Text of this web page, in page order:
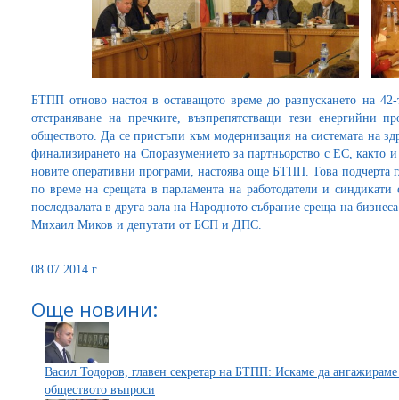
БТПП отново настоя в оставащото време до разпускането на
отстраняване на пречките, възпрепятстващи тези енергийни
обществото. Да се пристъпи към модернизация на системата на
финализирането на Споразумението за партньорство с ЕС, както
новите оперативни програми, настоява още БТПП. Това подчерта
по време на срещата в парламента на работодатели и
последвалата в друга зала на Народното събрание среща на
Михаил Миков и депутати от БСП и ДПС.
08.07.2014 г.
Още новини:
Васил Тодоров, главен секретар на БТПП: Искаме да
обществото въпроси